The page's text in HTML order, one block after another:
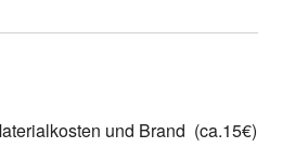
und Brand (ca.15€)